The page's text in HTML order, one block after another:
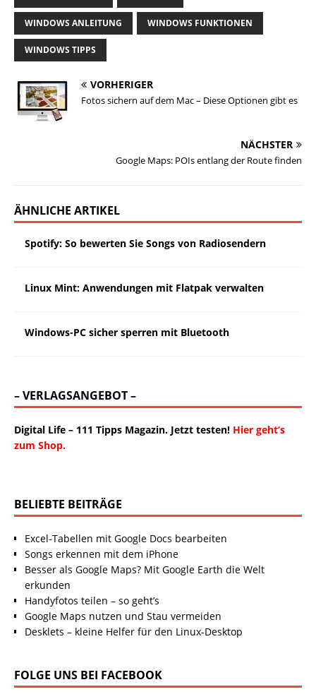
WINDOWS ANLEITUNG WINDOWS FUNKTIONEN
WINDOWS TIPPS
VORHERIGER
Fotos sichern auf dem Mac – Diese Optionen gibt es
NÄCHSTER
Google Maps: POIs entlang der Route finden
ÄHNLICHE ARTIKEL
Spotify: So bewerten Sie Songs von Radiosendern
Linux Mint: Anwendungen mit Flatpak verwalten
Windows-PC sicher sperren mit Bluetooth
– VERLAGSANGEBOT –
Digital Life – 111 Tipps Magazin. Jetzt testen! Hier geht’s
zum Shop.
BELIEBTE BEITRÄGE
Excel-Tabellen mit Google Docs bearbeiten
Songs erkennen mit dem iPhone
Besser als Google Maps? Mit Google Earth die Welt
erkunden
Handyfotos teilen – so geht’s
Google Maps nutzen und Stau vermeiden
Desklets – kleine Helfer für den Linux-Desktop
FOLGE UNS BEI FACEBOOK